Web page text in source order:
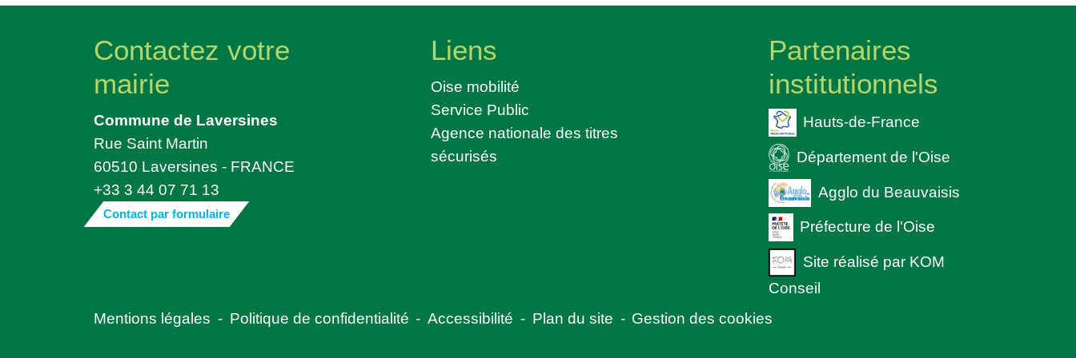
Contactez votre
mairie
Commune de Laversines
Rue Saint Martin
60510 Laversines - FRANCE
+33 3 44 07 71 13
Contact par formulaire
Liens
Oise mobilité
Service Public
Agence nationale des titres
sécurisés
Partenaires
institutionnels
Hauts-de-France
Département de l'Oise
Agglo du Beauvaisis
Préfecture de l'Oise
Site réalisé par KOM
Conseil
Mentions légales - Politique de confidentialité - Accessibilité - Plan du site - Gestion des cookies